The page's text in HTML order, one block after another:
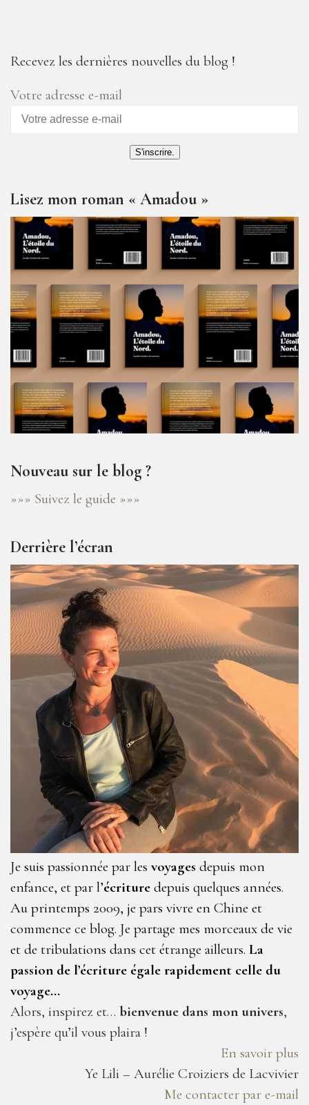
Recevez les dernières nouvelles du blog !
Votre adresse e-mail
S'inscrire.
Lisez mon roman « Amadou »
Nouveau sur le blog ?
»»» Suivez le guide »»»
Derrière l’écran
Je suis passionnée par les voyages depuis mon
enfance, et par l’écriture depuis quelques années.
Au printemps 2009, je pars vivre en Chine et
commence ce blog. Je partage mes morceaux de vie
et de tribulations dans cet étrange ailleurs. La
passion de l’écriture égale rapidement celle du
voyage…
Alors, inspirez et… bienvenue dans mon univers,
j’espère qu’il vous plaira !
En savoir plus
Ye Lili – Aurélie Croiziers de Lacvivier
Me contacter par e-mail